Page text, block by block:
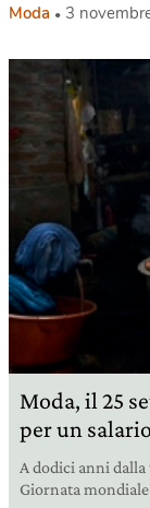
Moda 3
Moda, il 25
per un
A dodici anni dalla
Giornata